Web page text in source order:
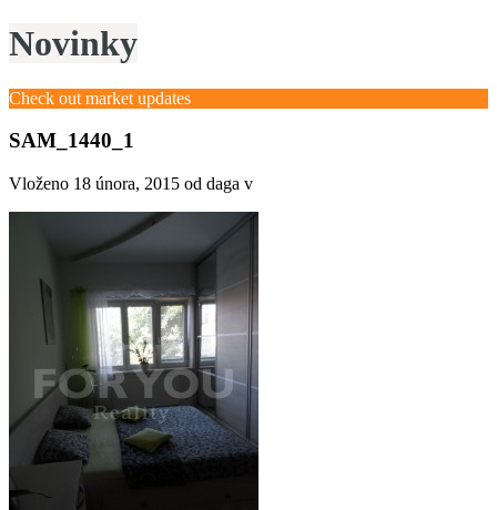
Novinky
Check out market updates
SAM_1440_1
Vloženo 18 února, 2015 od daga v